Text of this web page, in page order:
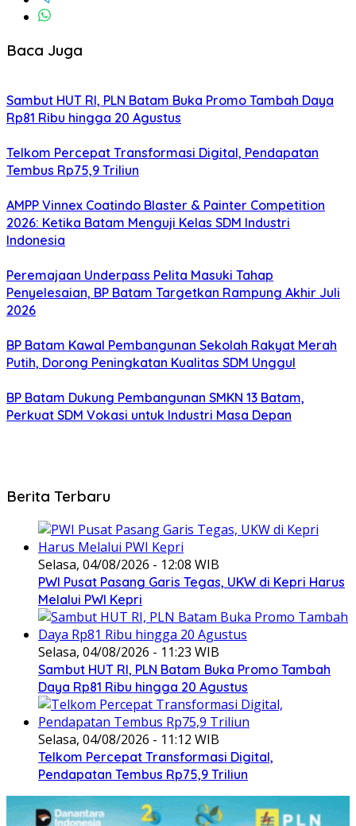
Baca Juga
Sambut HUT RI, PLN Batam Buka Promo Tambah Daya
Rp81 Ribu hingga 20 Agustus
Telkom Percepat Transformasi Digital, Pendapatan
Tembus Rp75,9 Triliun
AMPP Vinnex Coatindo Blaster & Painter Competition
2026: Ketika Batam Menguji Kelas SDM Industri
Indonesia
Peremajaan Underpass Pelita Masuki Tahap
Penyelesaian, BP Batam Targetkan Rampung Akhir Juli
2026
BP Batam Kawal Pembangunan Sekolah Rakyat Merah
Putih, Dorong Peningkatan Kualitas SDM Unggul
BP Batam Dukung Pembangunan SMKN 13 Batam,
Perkuat SDM Vokasi untuk Industri Masa Depan
Berita Terbaru
Selasa, 04/08/2026 - 12:08 WIB
PWI Pusat Pasang Garis Tegas, UKW di Kepri Harus
Melalui PWI Kepri
Selasa, 04/08/2026 - 11:23 WIB
Sambut HUT RI, PLN Batam Buka Promo Tambah
Daya Rp81 Ribu hingga 20 Agustus
Selasa, 04/08/2026 - 11:12 WIB
Telkom Percepat Transformasi Digital,
Pendapatan Tembus Rp75,9 Triliun